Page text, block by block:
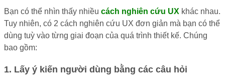
Bạn có thể nhìn thấy nhiều cách nghiên cứu UX khác nhau.
Tuy nhiên, có 2 cách nghiên cứu UX đơn giản mà bạn có thể
dùng tuỳ vào từng giai đoạn của quá trình thiết kế. Chúng
bao gồm:
1. Lấy ý kiến người dùng bằng các câu hỏi